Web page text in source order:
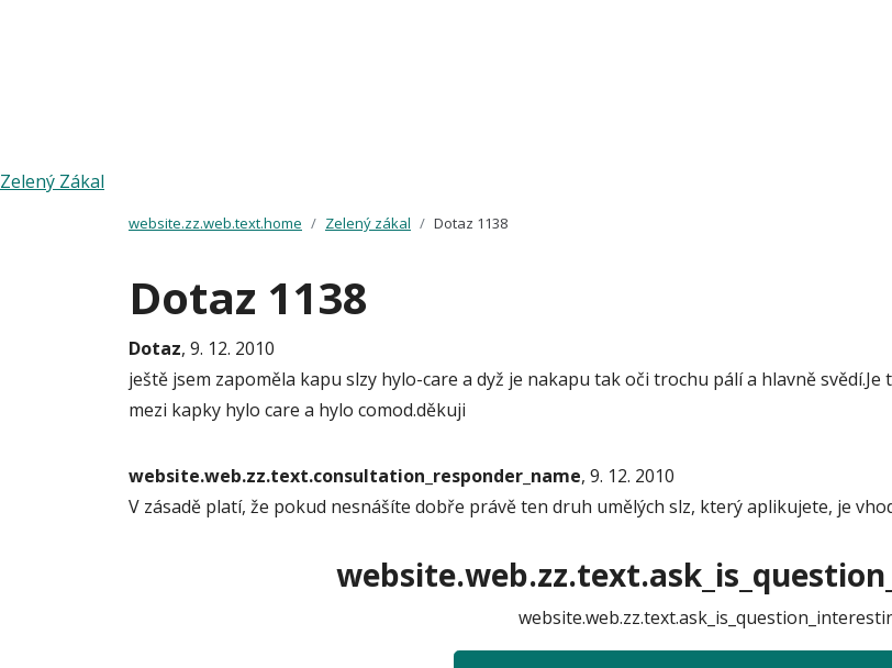
Zelený Zákal
website.zz.web.text.home Zelený zákal Dotaz 1138
Dotaz 1138
Dotaz, 9. 12. 2010
ještě jsem zapoměla kapu slzy hylo-care a dyž je nakapu tak oči trochu pálí a hlavně
mezi kapky hylo care a hylo comod.děkuji
website.web.zz.text.consultation_responder_name, 9. 12. 2010
V zásadě platí, že pokud nesnášíte dobře právě ten druh umělých slz, který aplikujete, je